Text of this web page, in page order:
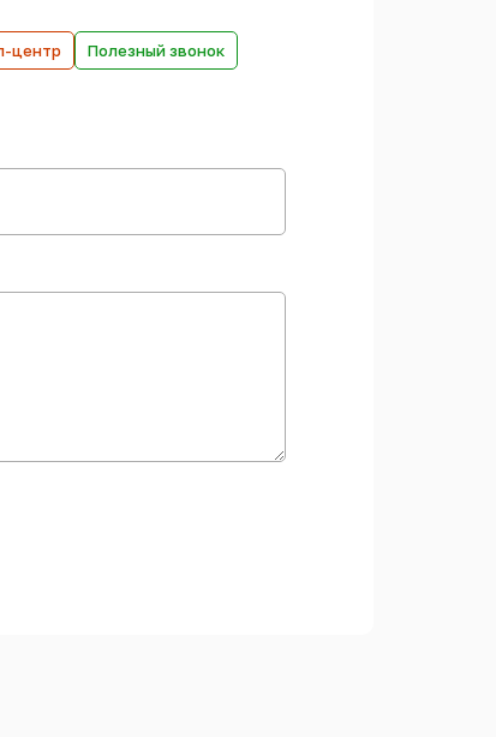
центр Полезный звонок